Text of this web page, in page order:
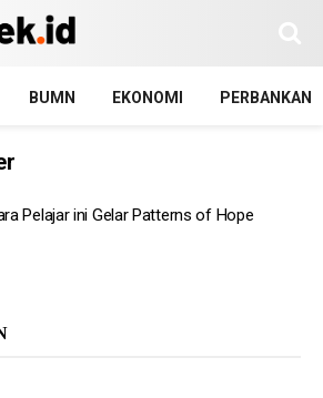
BUMN EKONOMI PERBANKAN
Pelajar ini Gelar Patterns of Hope